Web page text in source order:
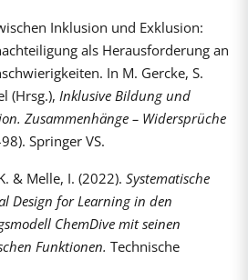
Inklusion und Exklusion:
als Herausforderung an
In M. Gercke, S.
(Hrsg.), Inklusive Bildung und
Zusammenhänge – Widersprüche
Springer VS.
& Melle, I. (2022). Systematische
Design for Learning in den
ChemDive mit seinen
Funktionen. Technische